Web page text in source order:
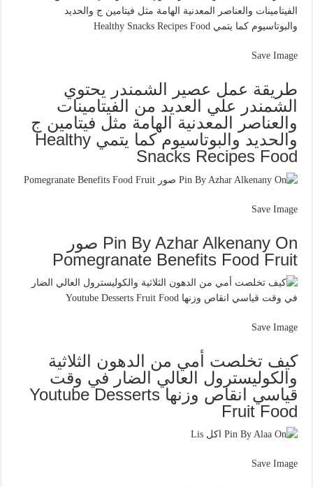
Save Image
طريقة عمل عصير الشمندر يحتوي
الشمندر علي العديد من الفيتامينات
والعناصر المعدنية الهامة مثل فيتامين ج
والحديد والبوتاسيوم كما يتمي Healthy
Snacks Recipes Food
Save Image
Pin By Azhar Alkenany On صور
Pomegranate Benefits Food Fruit
Save Image
كيف تخلصت أمي من الدهون الثلاثية
والكوليسترول العالي الضار في وقت
قياسي انقاص وزنها Youtube Desserts
Fruit Food
Save Image